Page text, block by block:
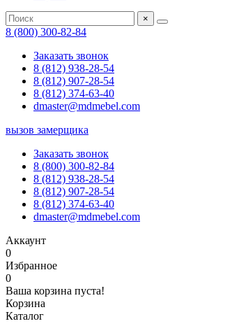
×
8 (800) 300-82-84
Заказать звонок
8 (812) 938-28-54
8 (812) 907-28-54
8 (812) 374-63-40
dmaster@mdmebel.com
вызов замерщика
Заказать звонок
8 (800) 300-82-84
8 (812) 938-28-54
8 (812) 907-28-54
8 (812) 374-63-40
dmaster@mdmebel.com
Аккаунт
0
Избранное
0
Ваша корзина пуста!
Корзина
Каталог